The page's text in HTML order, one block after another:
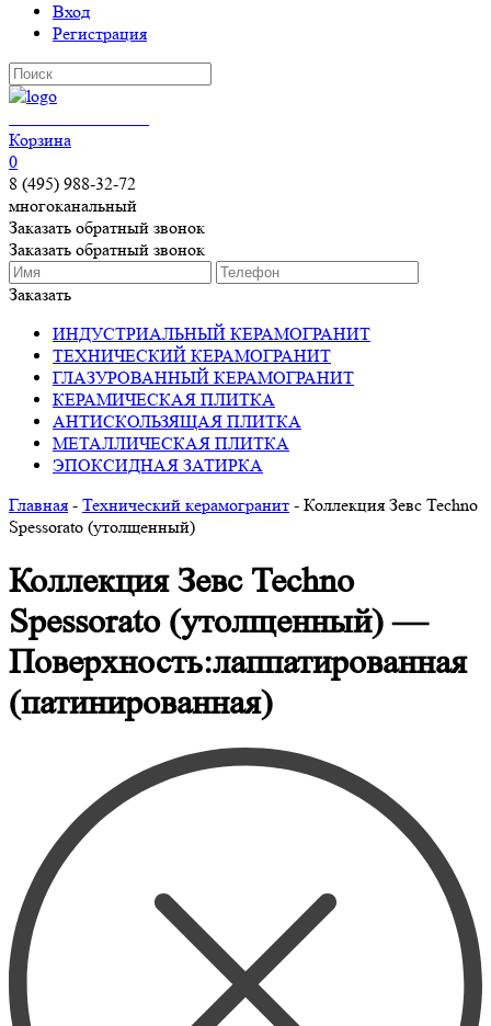
Вход
Регистрация
Корзина
0
8 (495) 988-32-72
многоканальный
Заказать обратный звонок
Заказать обратный звонок
Заказать
ИНДУСТРИАЛЬНЫЙ КЕРАМОГРАНИТ
ТЕХНИЧЕСКИЙ КЕРАМОГРАНИТ
ГЛАЗУРОВАННЫЙ КЕРАМОГРАНИТ
КЕРАМИЧЕСКАЯ ПЛИТКА
АНТИСКОЛЬЗЯЩАЯ ПЛИТКА
МЕТАЛЛИЧЕСКАЯ ПЛИТКА
ЭПОКСИДНАЯ ЗАТИРКА
Главная - Технический керамогранит - Коллекция Зевс Techno
Spessorato (утолщенный)
Коллекция Зевс Techno
Spessorato (утолщенный) —
Поверхность:лаппатированная
(патинированная)